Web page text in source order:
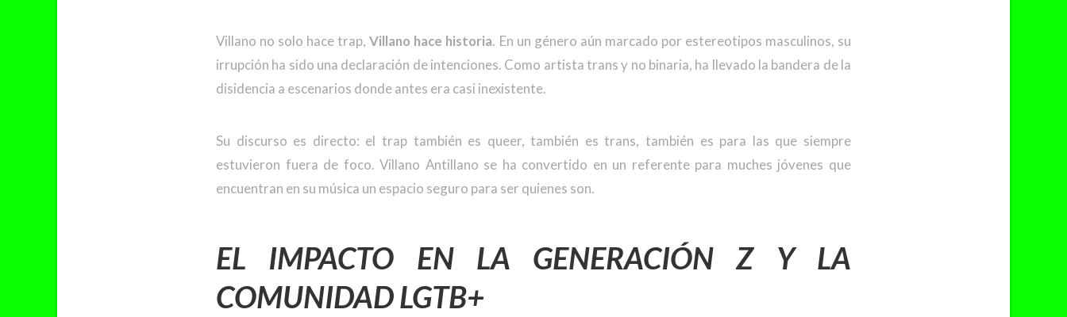
Villano no solo hace trap,Villano hace historia. En un género aún marcado por estereotipos masculinos, su
irrupción ha sido una declaración de intenciones. Como artista trans y no binaria, ha llevado la bandera de la
disidencia a escenarios donde antes era casi inexistente.
Su discurso es directo: el trap también es queer, también es trans, también es para las que siempre
estuvieron fuera de foco. Villano Antillano se ha convertido en un referente para muches jóvenes que
encuentran en su música un espacio seguro para ser quienes son.
EL IMPACTO EN LA GENERACIÓN Z Y LA
COMUNIDAD LGTB+